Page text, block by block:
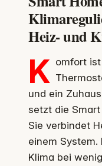
Heiz- und
K omfort
und ein
setzt die
Sie verbindet
einem
Klima bei